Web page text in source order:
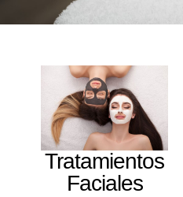
Tratamientos
Faciales